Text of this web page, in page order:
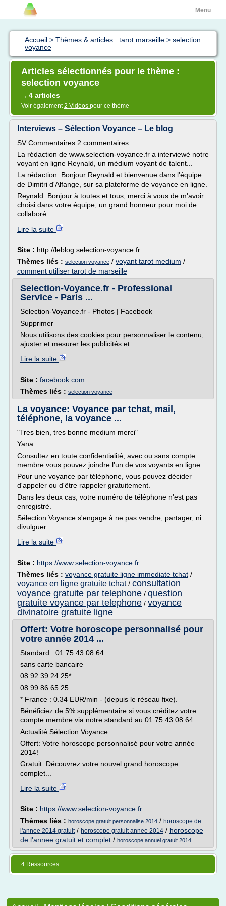
Menu
Accueil > Thèmes & articles : tarot marseille > selection
voyance
Articles sélectionnés pour le thème :
selection voyance
→ 4 articles
Voir également2 Vidéos pour ce thème
Interviews – Sélection Voyance – Le blog
SV Commentaires 2 commentaires
La rédaction de www.selection-voyance.fr a interviewé notre
voyant en ligne Reynald, un médium voyant de talent...
La rédaction: Bonjour Reynald et bienvenue dans l'équipe
de Dimitri d'Alfange, sur sa plateforme de voyance en ligne.
Reynald: Bonjour à toutes et tous, merci à vous de m'avoir
choisi dans votre équipe, un grand honneur pour moi de
collaboré...
Lire la suite
Site : http://leblog.selection-voyance.fr
Thèmes liés : selection voyance / voyant tarot medium /
comment utiliser tarot de marseille
Selection-Voyance.fr - Professional
Service - Paris ...
Selection-Voyance.fr - Photos | Facebook
Supprimer
Nous utilisons des cookies pour personnaliser le contenu,
ajuster et mesurer les publicités et...
Lire la suite
Site : facebook.com
Thèmes liés : selection voyance
La voyance: Voyance par tchat, mail,
téléphone, la voyance ...
"Tres bien, tres bonne medium merci"
Yana
Consultez en toute confidentialité, avec ou sans compte
membre vous pouvez joindre l'un de vos voyants en ligne.
Pour une voyance par téléphone, vous pouvez décider
d'appeler ou d'être rappeler gratuitement.
Dans les deux cas, votre numéro de téléphone n'est pas
enregistré.
Sélection Voyance s'engage à ne pas vendre, partager, ni
divulguer...
Lire la suite
Site : https://www.selection-voyance.fr
Thèmes liés : voyance gratuite ligne immediate tchat /
voyance en ligne gratuite tchat/ consultation
voyance gratuite par telephone / question
gratuite voyance par telephone / voyance
divinatoire gratuite ligne
Offert: Votre horoscope personnalisé pour
votre année 2014 ...
Standard : 01 75 43 08 64
sans carte bancaire
08 92 39 24 25*
08 99 86 65 25
* France : 0.34 EUR/min - (depuis le réseau fixe).
Bénéficiez de 5% supplémentaire si vous créditez votre
compte membre via notre standard au 01 75 43 08 64.
Actualité Sélection Voyance
Offert: Votre horoscope personnalisé pour votre année
2014!
Gratuit: Découvrez votre nouvel grand horoscope
complet...
Lire la suite
Site : https://www.selection-voyance.fr
Thèmes liés : horoscope gratuit personnalise 2014 / horoscope de
l'annee 2014 gratuit/ horoscope gratuit annee 2014 / horoscope
de l'annee gratuit et complet / horoscope annuel gratuit 2014
4 Ressources